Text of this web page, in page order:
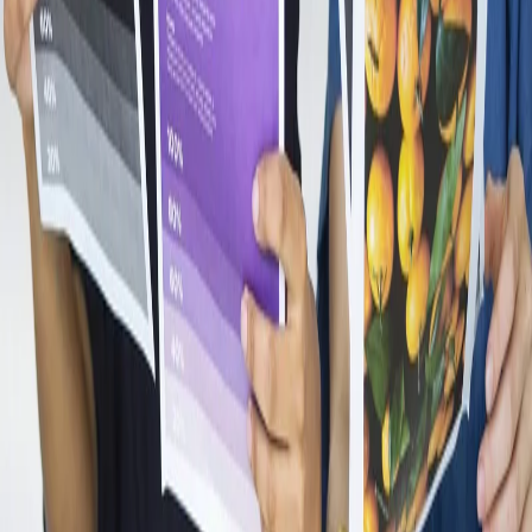
Toner Cartridge
Принтирайте до ~2,300 pages 1